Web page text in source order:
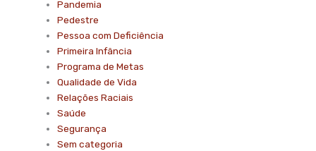
Pandemia
Pedestre
Pessoa com Deficiência
Primeira Infância
Programa de Metas
Qualidade de Vida
Relações Raciais
Saúde
Segurança
Sem categoria